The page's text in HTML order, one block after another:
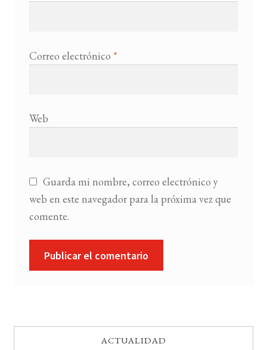
Correo electrónico *
Web
Guarda mi nombre, correo electrónico y
web en este navegador para la próxima vez que
comente.
ACTUALIDAD